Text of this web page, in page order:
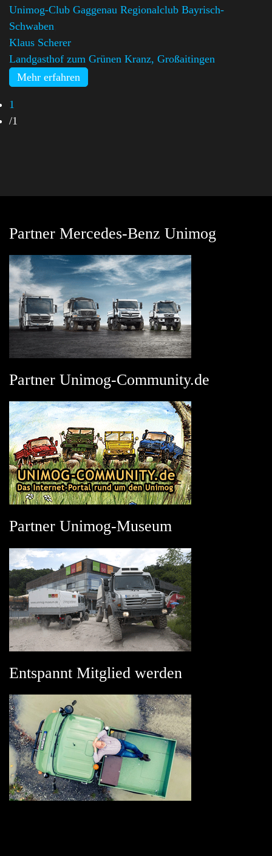
Unimog-Club Gaggenau Regionalclub Bayrisch-
Schwaben
Klaus Scherer
Landgasthof zum Grünen Kranz, Großaitingen
Mehr erfahren
1
/1
Partner Mercedes-Benz Unimog
Partner Unimog-Community.de
Partner Unimog-Museum
Entspannt Mitglied werden